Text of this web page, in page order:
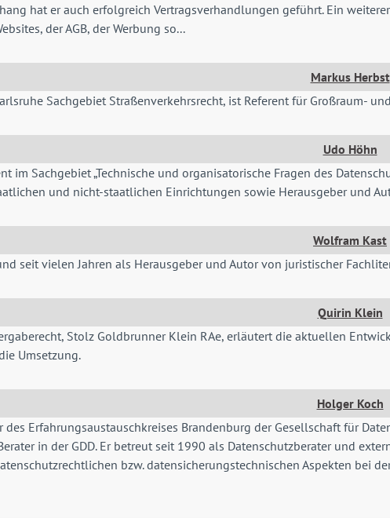
hat er auch erfolgreich Vertragsverhandlungen geführt. Ein
der AGB, der Werbung so...
Markus Herbst
Sachgebiet Straßenverkehrsrecht, ist Referent für Großraum-
Udo Höhn
im Sachgebiet „Technische und organisatorische Fragen des
und nicht-staatlichen Einrichtungen sowie Herausgeber und
Wolfram Kast
seit vielen Jahren als Herausgeber und Autor von juristischer
Quirin Klein
Stolz Goldbrunner Klein RAe, erläutert die aktuellen
Umsetzung.
Holger Koch
Erfahrungsaustauschkreises Brandenburg der Gesellschaft für
in der GDD. Er betreut seit 1990 als Datenschutzberater und
bzw. datensicherungstechnischen Aspekten bei